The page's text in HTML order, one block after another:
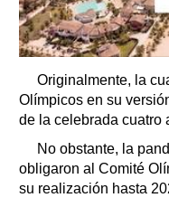
Originalmente, la
Olímpicos en su
de la celebrada cuatro
No obstante, la
obligaron al Comité
su realización hasta